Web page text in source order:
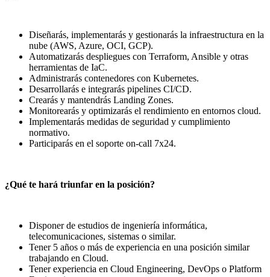
Diseñarás, implementarás y gestionarás la infraestructura en la
nube (AWS, Azure, OCI, GCP).
Automatizarás despliegues con Terraform, Ansible y otras
herramientas de IaC.
Administrarás contenedores con Kubernetes.
Desarrollarás e integrarás pipelines CI/CD.
Crearás y mantendrás Landing Zones.
Monitorearás y optimizarás el rendimiento en entornos cloud.
Implementarás medidas de seguridad y cumplimiento
normativo.
Participarás en el soporte on-call 7x24.
¿Qué te hará triunfar en la posición?
Disponer de estudios de ingeniería informática,
telecomunicaciones, sistemas o similar.
Tener 5 años o más de experiencia en una posición similar
trabajando en Cloud.
Tener experiencia en Cloud Engineering, DevOps o Platform